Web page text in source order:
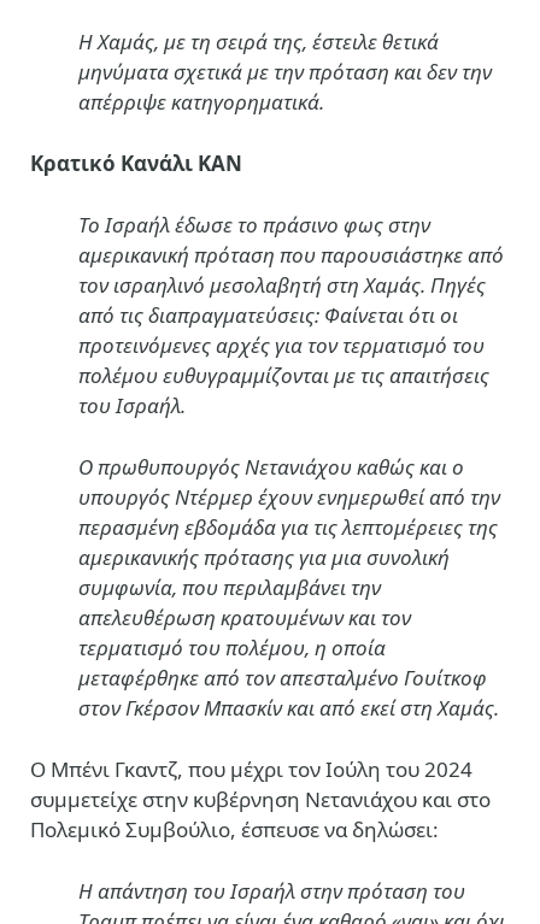
Η Χαμάς, με τη σειρά της, έστειλε θετικά
μηνύματα σχετικά με την πρόταση και δεν την
απέρριψε κατηγορηματικά.
Κρατικό Κανάλι ΚΑΝ
Το Ισραήλ έδωσε το πράσινο φως στην
αμερικανική πρόταση που παρουσιάστηκε από
τον ισραηλινό μεσολαβητή στη Χαμάς. Πηγές
από τις διαπραγματεύσεις: Φαίνεται ότι οι
προτεινόμενες αρχές για τον τερματισμό του
πολέμου ευθυγραμμίζονται με τις απαιτήσεις
του Ισραήλ.
Ο πρωθυπουργός Νετανιάχου καθώς και ο
υπουργός Ντέρμερ έχουν ενημερωθεί από την
περασμένη εβδομάδα για τις λεπτομέρειες της
αμερικανικής πρότασης για μια συνολική
συμφωνία, που περιλαμβάνει την
απελευθέρωση κρατουμένων και τον
τερματισμό του πολέμου, η οποία
μεταφέρθηκε από τον απεσταλμένο Γουίτκοφ
στον Γκέρσον Μπασκίν και από εκεί στη Χαμάς.
Ο Μπένι Γκαντζ, που μέχρι τον Ιούλη του 2024
συμμετείχε στην κυβέρνηση Νετανιάχου και στο
Πολεμικό Συμβούλιο, έσπευσε να δηλώσει:
Η απάντηση του Ισραήλ στην πρόταση του